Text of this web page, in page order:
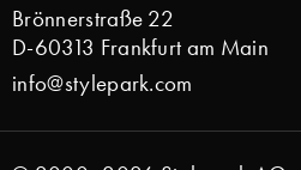
Brönnerstraße 22
D-60313 Frankfurt am Main
info@stylepark.com